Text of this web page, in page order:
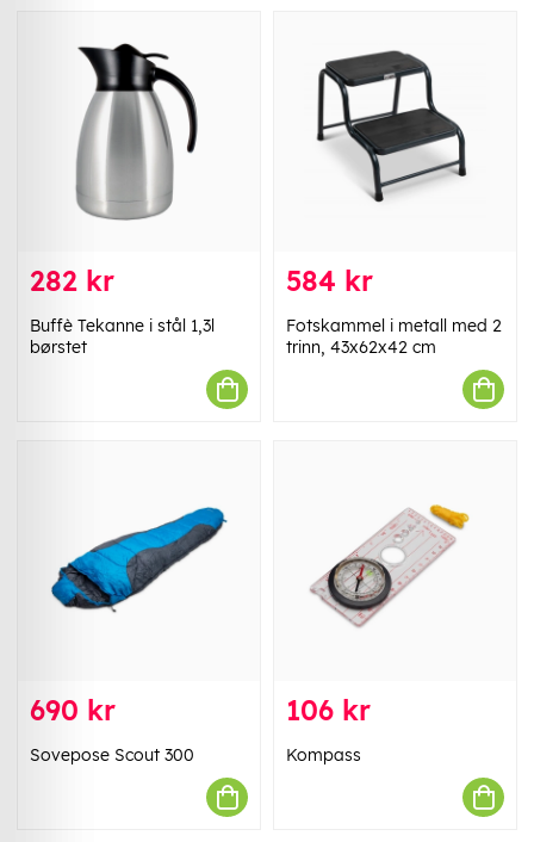
282 kr
Buffè Tekanne i stål 1,3l
børstet
584 kr
Fotskammel i metall med 2
trinn, 43x62x42 cm
690 kr
Sovepose Scout 300
106 kr
Kompass